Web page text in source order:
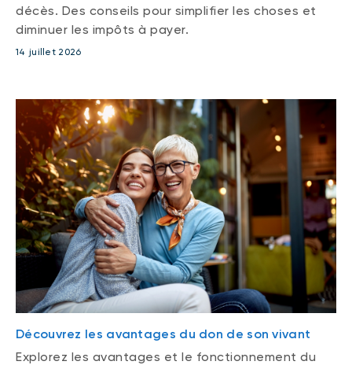
décès. Des conseils pour simplifier les choses et
diminuer les impôts à payer.
14 juillet 2026
Découvrez les avantages du don de son vivant
Explorez les avantages et le fonctionnement du